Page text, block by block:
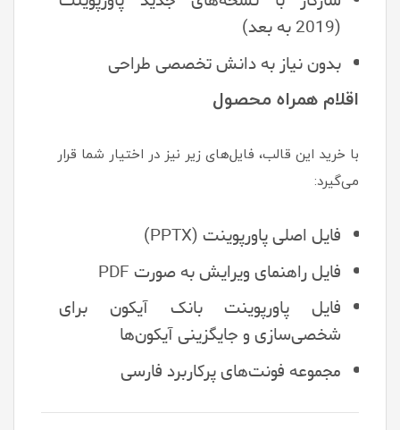
(2019 به بعد)
بدون نیاز به دانش تخصصی طراحی
اقلام همراه محصول
با خرید این قالب، فایل‌های زیر نیز در اختیار شما قرار
می‌گیرد:
فایل اصلی پاورپوینت (PPTX)
فایل راهنمای ویرایش به صورت PDF
فایل پاورپوینت بانک آیکون برای
شخصی‌سازی و جایگزینی آیکون‌ها
مجموعه فونت‌های پرکاربرد فارسی